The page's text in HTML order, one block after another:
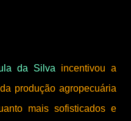
da Silva incentivou a
produção agropecuária
mais sofisticados e